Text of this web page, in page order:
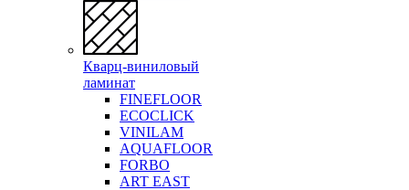
Кварц-виниловый
ламинат
FINEFLOOR
ECOCLICK
VINILAM
AQUAFLOOR
FORBO
ART EAST